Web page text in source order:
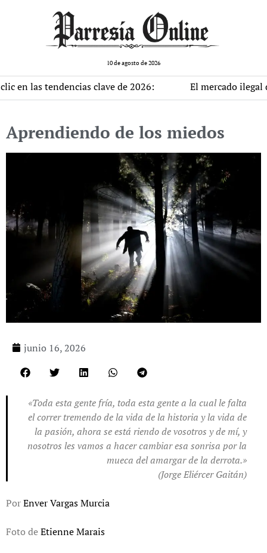
10 de agosto de 2026
clave de 2026: El mercado ilegal de datos
Aprendiendo de los miedos
junio 16, 2026
«Toda esta gente fría, toda esta gente a la cual le falta
el correr tremendo de la vida de la historia y la vida de
la pasión, ahora se está riendo de vosotros y de mí, y
nosotros les vamos a hacer cambiar esa sonrisa por la
mueca del amargar de la derrota.»
(Jorge Eliércer Gaitán)
PorEnver Vargas Murcia
Foto deEtienne Marais